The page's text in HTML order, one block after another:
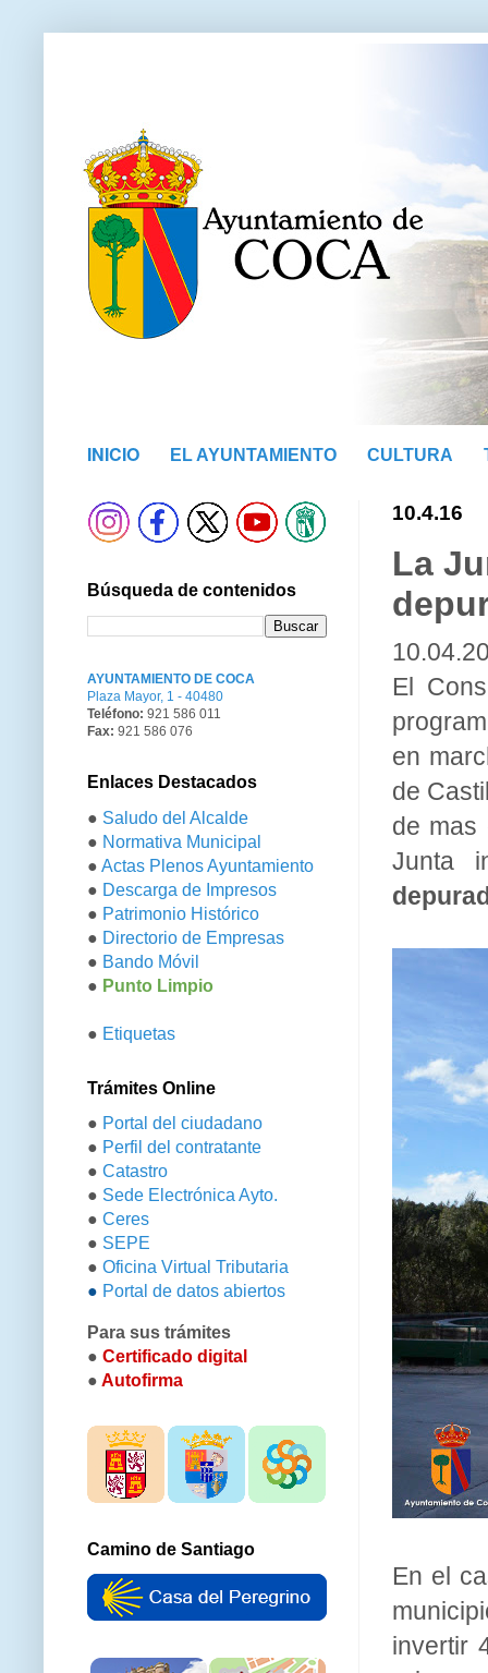
INICIO EL AYUNTAMIENTO CULTURA
10.4.16
La
El
en
de
de mas
Junta
En el
invertir
Búsqueda de contenidos
AYUNTAMIENTO DE COCA
Plaza Mayor, 1 - 40480
Teléfono: 921 586 011
Fax: 921 586 076
Enlaces Destacados
● Saludo del Alcalde
● Normativa Municipal
● Actas Plenos Ayuntamiento
● Descarga de Impresos
● Patrimonio Histórico
● Directorio de Empresas
● Bando Móvil
● Punto Limpio
● Etiquetas
Trámites Online
● Portal del ciudadano
● Perfil del contratante
● Catastro
● Sede Electrónica Ayto.
● Ceres
● SEPE
● Oficina Virtual Tributaria
● Portal de datos abiertos
Para sus trámites
● Certificado digital
● Autofirma
Camino de Santiago